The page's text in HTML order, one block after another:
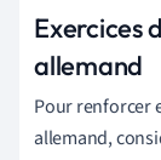
Exercices
allemand
Pour renforcer
allemand,